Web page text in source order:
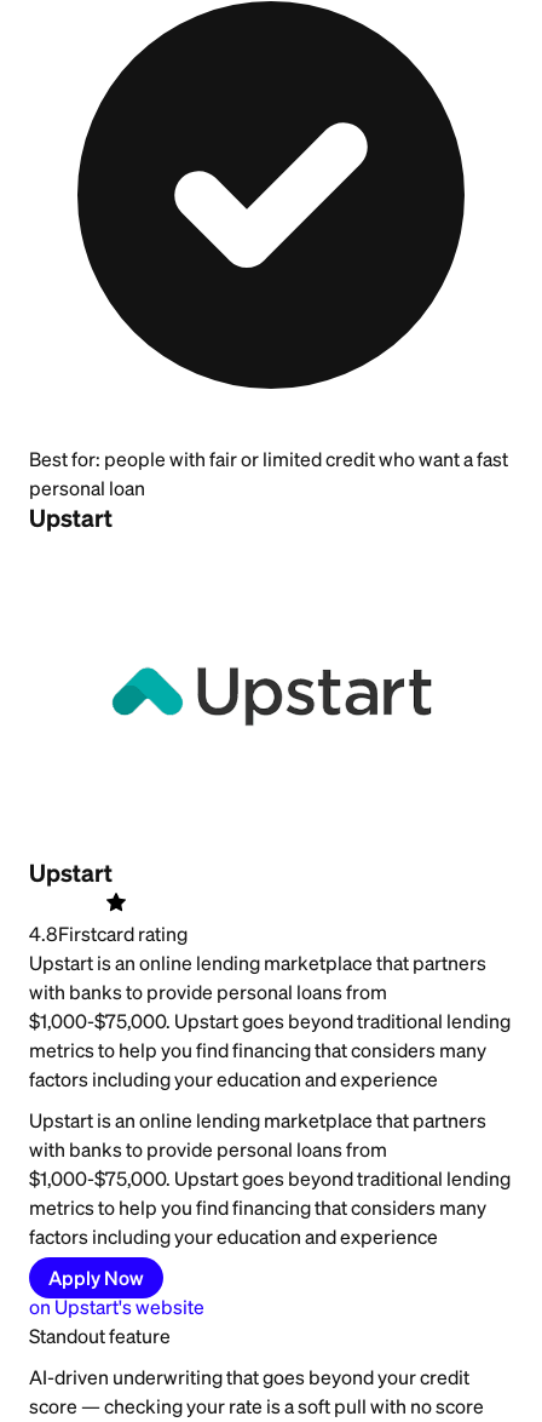
Best for: people with fair or limited credit who want a fast
personal loan
Upstart
Upstart
4.8Firstcard rating
Upstart is an online lending marketplace that partners
with banks to provide personal loans from
$1,000-$75,000. Upstart goes beyond traditional lending
metrics to help you find financing that considers many
factors including your education and experience
Upstart is an online lending marketplace that partners
with banks to provide personal loans from
$1,000-$75,000. Upstart goes beyond traditional lending
metrics to help you find financing that considers many
factors including your education and experience
Apply Now
on Upstart's website
Standout feature
AI-driven underwriting that goes beyond your credit
score — checking your rate is a soft pull with no score